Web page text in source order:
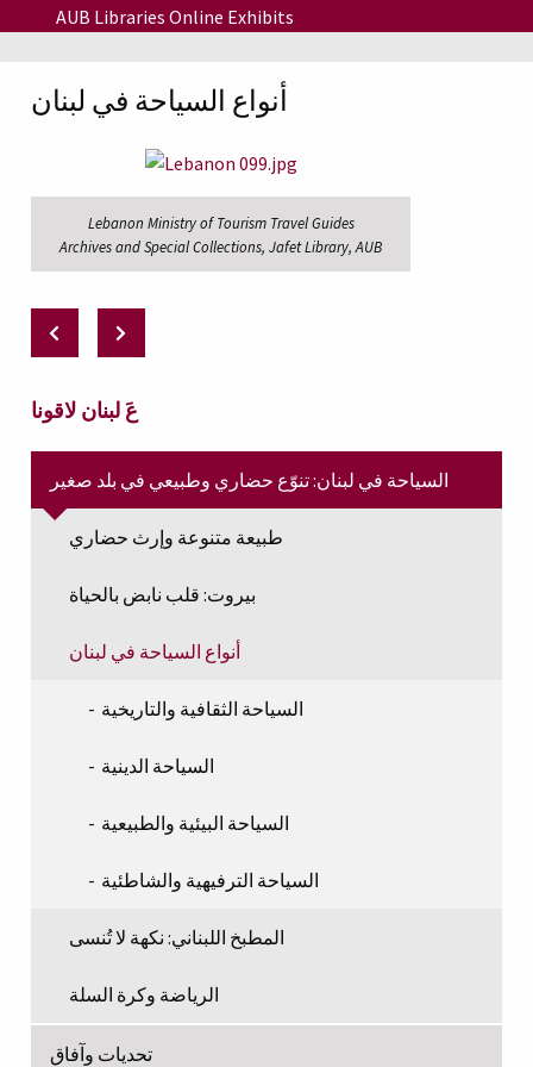
Skip to main content
AUB Libraries Online Exhibits
عَ لبنان لاقونا
السياحة في لبنان: تنوّع حضاري وطبيعي في بلد صغير
طبيعة متنوعة وإرث حضاري
بيروت: قلب نابض بالحياة
أنواع السياحة في لبنان
السياحة الثقافية والتاريخية
السياحة الدينية
السياحة البيئية والطبيعية
السياحة الترفيهية والشاطئية
المطبخ اللبناني: نكهة لا تُنسى
الرياضة وكرة السلة
تحديات وآفاق
أنواع السياحة في لبنان
Lebanon Ministry of Tourism Travel Guides
Archives and Special Collections, Jafet Library, AUB